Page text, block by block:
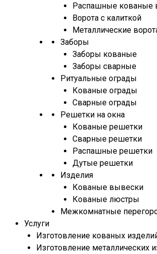
Распашные кованые
Ворота с калиткой
Металлические
Заборы
Заборы кованые
Заборы сварные
Ритуальные ограды
Кованые ограды
Сварные ограды
Решетки на окна
Кованые решетки
Сварные решетки
Распашные решетки
Дутые решетки
Изделия
Кованые вывески
Кованые люстры
Межкомнатные
Услуги
Изготовление кованых
Изготовление металлических